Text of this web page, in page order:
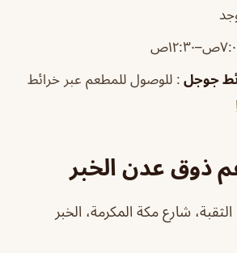
جوجل : للوصول للمطعم عبر خرائط
ذوق عدن الخبر
شارع مكة المكرمة، الخبر